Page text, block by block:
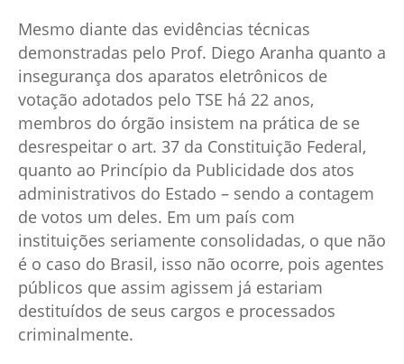
Mesmo diante das evidências técnicas
demonstradas pelo Prof. Diego Aranha quanto a
insegurança dos aparatos eletrônicos de
votação adotados pelo TSE há 22 anos,
membros do órgão insistem na prática de se
desrespeitar o art. 37 da Constituição Federal,
quanto ao Princípio da Publicidade dos atos
administrativos do Estado – sendo a contagem
de votos um deles. Em um país com
instituições seriamente consolidadas, o que não
é o caso do Brasil, isso não ocorre, pois agentes
públicos que assim agissem já estariam
destituídos de seus cargos e processados
criminalmente.